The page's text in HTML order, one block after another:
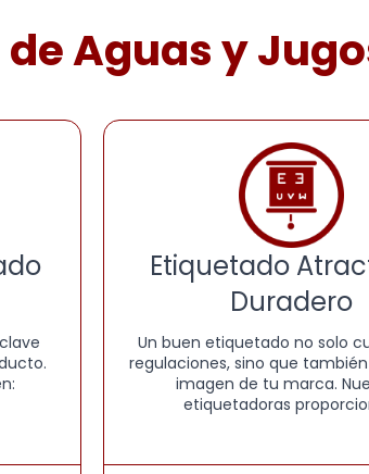
Aguas y
Etiquetado
Duradero
Un buen etiquetado no solo
regulaciones, sino que
imagen de tu marca.
etiquetadoras